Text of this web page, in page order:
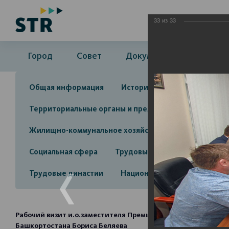
Город Совет Документы
Общая информация История Объекты
Территориальные органы и представительства
Жилищно-коммунальное хозяйство
Социальная сфера Трудовые отношения
Трудовые династии Национальные проекты
Рабочий визит и.о.заместителя Премьер-министра
Башкортостана Бориса Беляева
33 из 33